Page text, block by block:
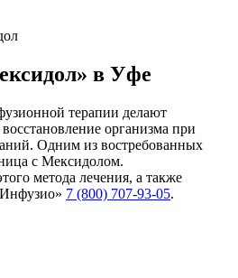
в Уфе
терапии делают
организма при
Одним из востребованных
с Мексидолом.
метода лечения, а также
7 (800) 707-93-05.